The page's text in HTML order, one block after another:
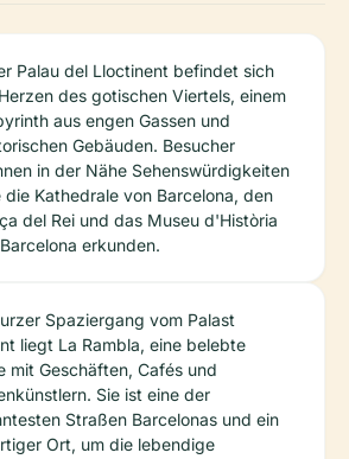
Palau del Lloctinent befindet sich
des gotischen Viertels, einem
aus engen Gassen und
Gebäuden. Besucher
in der Nähe Sehenswürdigkeiten
die Kathedrale von Barcelona, den
del Rei und das Museu d'Història
erkunden.
Spaziergang vom Palast
liegt La Rambla, eine belebte
mit Geschäften, Cafés und
Sie ist eine der
Straßen Barcelonas und ein
Ort, um die lebendige